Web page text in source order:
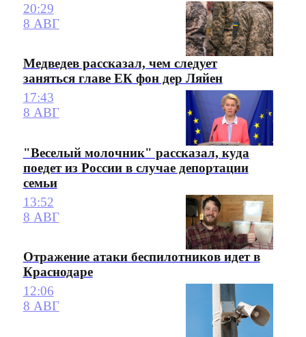
20:29
8 АВГ
Медведев рассказал, чем следует
заняться главе ЕК фон дер Ляйен
17:43
8 АВГ
"Веселый молочник" рассказал, куда
поедет из России в случае депортации
семьи
13:52
8 АВГ
Отражение атаки беспилотников идет в
Краснодаре
12:06
8 АВГ